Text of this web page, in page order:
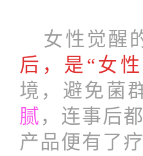
女性觉醒
后，是“女
境，避免菌
腻 ，连事后
产品便有了